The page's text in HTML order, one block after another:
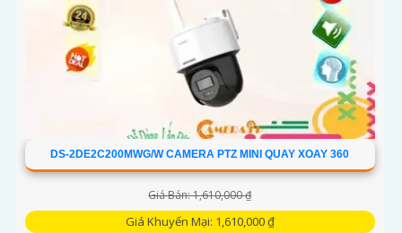
DS-2DE2C200MWG/W CAMERA PTZ MINI QUAY XOAY 360
Giá Bán: 1,610,000 ₫
Giá Khuyến Mại: 1,610,000 ₫